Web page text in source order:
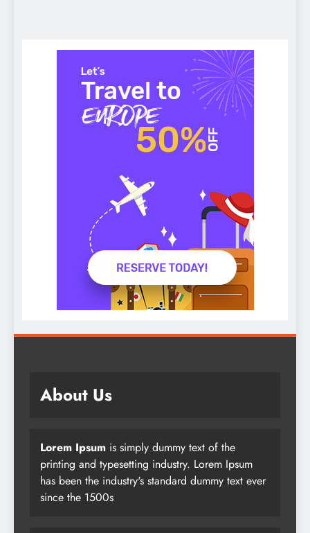
About Us
Lorem Ipsum is simply dummy text of the
printing and typesetting industry. Lorem Ipsum
has been the industry's standard dummy text ever
since the 1500s